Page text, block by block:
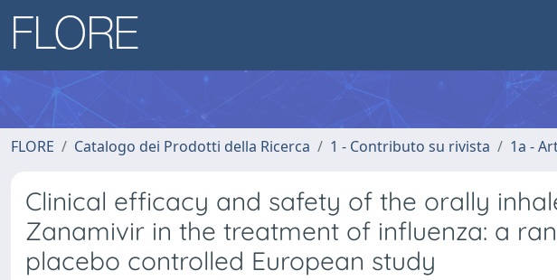
FLORE Catalogo dei Prodotti della Ricerca 1 - Contributo su rivista 1a -
Clinical efficacy and safety of the orally
Zanamivir in the treatment of influenza: a
placebo controlled European study